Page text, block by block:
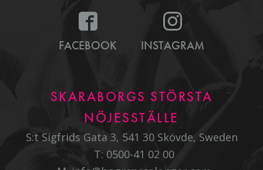
FACEBOOK INSTAGRAM
SKARABORGS STÖRSTA
NÖJESSTÄLLE
S:t Sigfrids Gata 3, 541 30 Skövde, Sweden
T: 0500-41 02 00